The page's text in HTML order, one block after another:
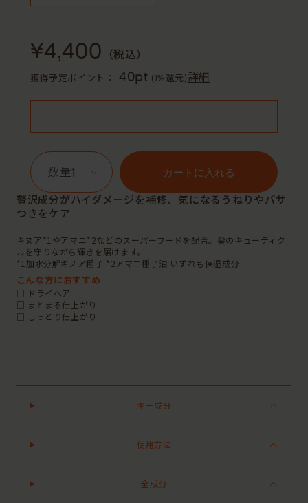
¥4,400 （税込）
獲得予定ポイント： 40pt (1%還元)詳細
1 カートに入れる
贅沢成分がハイダメージを補修、気になるうねりやパサ
つきをケア
キヌア*1やアマニ*2などのスーパーフードを配合。髪のキューティク
ルを守りながら輝きを届けます。
*1加水分解キノア種子 *2アマニ種子油 いずれも保湿成分
こんな方におすすめ
□ ドライヘア
□ まとまる仕上がり
□ しっとり仕上がり
キー成分
使用方法
全成分